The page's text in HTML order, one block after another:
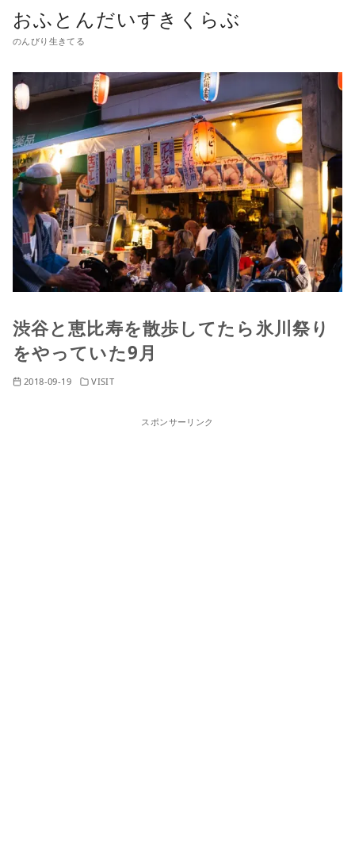
おふとんだいすきくらぶ
のんびり生きてる
渋谷と恵比寿を散歩してたら氷川祭り
をやっていた9月
2018-09-19 VISIT
スポンサーリンク